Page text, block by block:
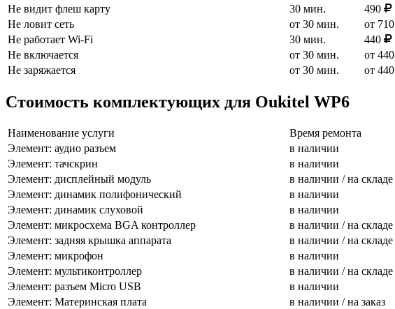
Не видит флеш карту
30 мин.
490
Не ловит сеть
от 30 мин.
от 710
Не работает Wi-Fi
30 мин.
440
Не включается
от 30 мин.
от 440
Не заряжается
от 30 мин. от 440
Стоимость комплектующих для Oukitel WP6
Наименование услуги Время ремонта
Элемент: аудио разъем
в наличии
Элемент: тачскрин
в наличии
Элемент: дисплейный модуль
в наличии / на складе
Элемент: динамик полифонический
в наличии
Элемент: динамик слуховой
в наличии
Элемент: микросхема BGA контроллер
в наличии / на складе
Элемент: задняя крышка аппарата
в наличии / на складе
Элемент: микрофон
в наличии
Элемент: мультиконтроллер
в наличии / на складе
Элемент: разъем Micro USB
в наличии
Элемент: Материнская плата
в наличии / на заказ